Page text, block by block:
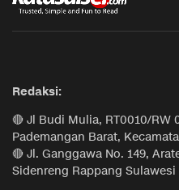
Redaksi:
🔴 Jl Budi Mulia, RT0010/RW
Pademangan Barat,
🔴 Jl. Ganggawa No. 149,
Sidenreng Rappang Sulawesi